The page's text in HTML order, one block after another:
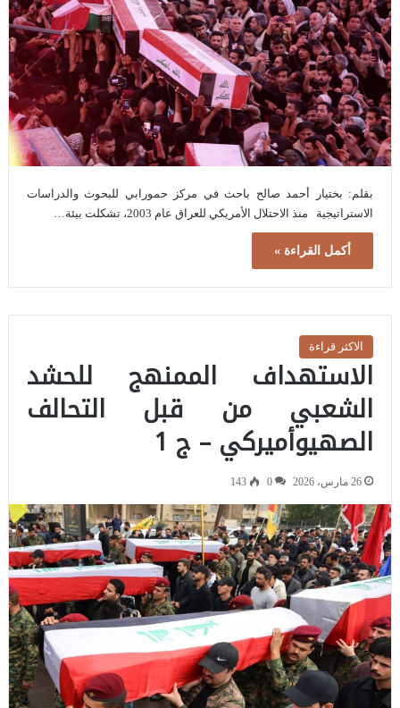
بقلم: بختیار أحمد صالح باحث في مركز حمورابي للبحوث والدراسات
الاستراتيجية منذ الاحتلال الأمريكي للعراق عام 2003، تشكلت بيئة…
أكمل القراءة »
الاكثر قراءة
الاستهداف الممنهج للحشد
الشعبي من قبل التحالف
الصهيوأميركي – ج 1
26 مارس، 2026 0
143